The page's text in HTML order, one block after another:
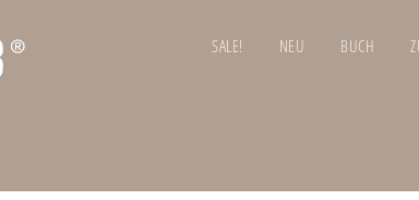
SALE! NEU BUCH